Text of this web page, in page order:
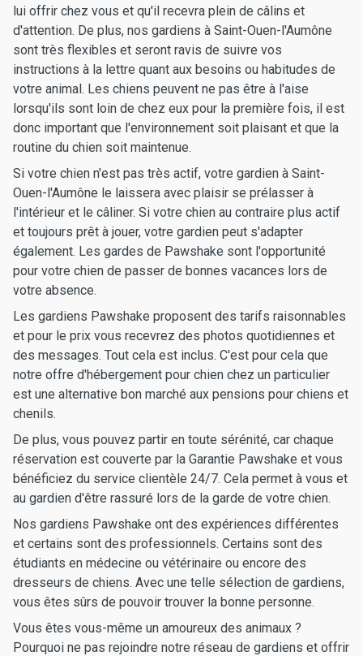
lui offrir chez vous et qu'il recevra plein de câlins et
d'attention. De plus, nos gardiens à Saint-Ouen-l'Aumône
sont très flexibles et seront ravis de suivre vos
instructions à la lettre quant aux besoins ou habitudes de
votre animal. Les chiens peuvent ne pas être à l'aise
lorsqu'ils sont loin de chez eux pour la première fois, il est
donc important que l'environnement soit plaisant et que la
routine du chien soit maintenue.
Si votre chien n'est pas très actif, votre gardien à Saint-
Ouen-l'Aumône le laissera avec plaisir se prélasser à
l'intérieur et le câliner. Si votre chien au contraire plus actif
et toujours prêt à jouer, votre gardien peut s'adapter
également. Les gardes de Pawshake sont l'opportunité
pour votre chien de passer de bonnes vacances lors de
votre absence.
Les gardiens Pawshake proposent des tarifs raisonnables
et pour le prix vous recevrez des photos quotidiennes et
des messages. Tout cela est inclus. C'est pour cela que
notre offre d'hébergement pour chien chez un particulier
est une alternative bon marché aux pensions pour chiens et
chenils.
De plus, vous pouvez partir en toute sérénité, car chaque
réservation est couverte par la Garantie Pawshake et vous
bénéficiez du service clientèle 24/7. Cela permet à vous et
au gardien d'être rassuré lors de la garde de votre chien.
Nos gardiens Pawshake ont des expériences différentes
et certains sont des professionnels. Certains sont des
étudiants en médecine ou vétérinaire ou encore des
dresseurs de chiens. Avec une telle sélection de gardiens,
vous êtes sûrs de pouvoir trouver la bonne personne.
Vous êtes vous-même un amoureux des animaux ?
Pourquoi ne pas rejoindre notre réseau de gardiens et offrir